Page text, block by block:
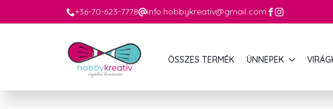
+36-70-623-7778 info.hobbykreativ@gmail.com
ÖSSZES TERMÉK ÜNNEPEK